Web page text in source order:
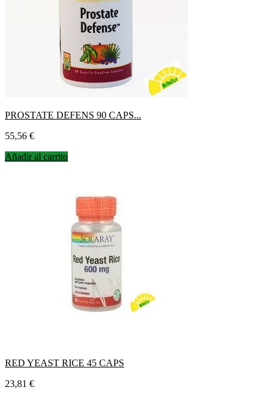
PROSTATE DEFENS 90 CAPS...
Precio
55,56 €
Añadir al carrito
RED YEAST RICE 45 CAPS
Precio
23,81 €